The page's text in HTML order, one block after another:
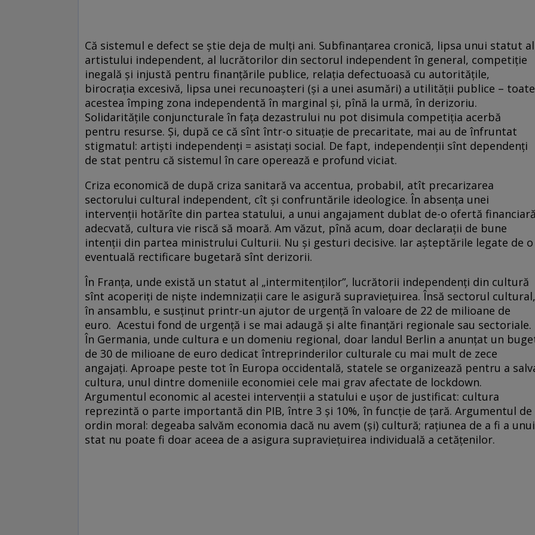
Că sistemul e defect se știe deja de mulți ani. Subfinanțarea cronică, lipsa unui statut al
artistului independent, al lucrătorilor din sectorul independent în general, competiție
inegală și injustă pentru finanțările publice, relația defectuoasă cu autoritățile,
birocrația excesivă, lipsa unei recunoașteri (și a unei asumări) a utilității publice – toate
acestea împing zona independentă în marginal și, pînă la urmă, în derizoriu.
Solidaritățile conjuncturale în fața dezastrului nu pot disimula competiția acerbă
pentru resurse. Și, după ce că sînt într-o situație de precaritate, mai au de înfruntat
stigmatul: artiști independenți = asistați social. De fapt, independenții sînt dependenți
de stat pentru că sistemul în care operează e profund viciat.
Criza economică de după criza sanitară va accentua, probabil, atît precarizarea
sectorului cultural independent, cît și confruntările ideologice. În absența unei
intervenții hotărîte din partea statului, a unui angajament dublat de-o ofertă
adecvată, cultura vie riscă să moară. Am văzut, pînă acum, doar declarații de bune
intenții din partea ministrului Culturii. Nu și gesturi decisive. Iar așteptările legate de o
eventuală rectificare bugetară sînt derizorii.
În Franța, unde există un statut al „intermitenților”, lucrătorii independenți din cultură
sînt acoperiți de niște indemnizații care le asigură supraviețuirea. Însă sectorul cultural,
în ansamblu, e susținut printr-un ajutor de urgență în valoare de 22 de milioane de
euro. Acestui fond de urgență i se mai adaugă și alte finanțări regionale sau sectoriale.
În Germania, unde cultura e un domeniu regional, doar landul Berlin a anunțat un
de 30 de milioane de euro dedicat întreprinderilor culturale cu mai mult de zece
angajați. Aproape peste tot în Europa occidentală, statele se organizează pentru a
cultura, unul dintre domeniile economiei cele mai grav afectate de lockdown.
Argumentul economic al acestei intervenții a statului e ușor de justificat: cultura
reprezintă o parte importantă din PIB, între 3 și 10%, în funcție de țară. Argumentul de
ordin moral: degeaba salvăm economia dacă nu avem (și) cultură; rațiunea de a fi a unui
stat nu poate fi doar aceea de a asigura supraviețuirea individuală a cetățenilor.